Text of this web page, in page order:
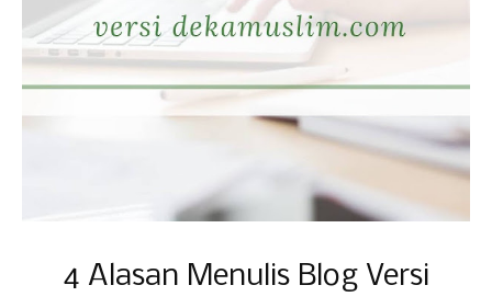
4 Alasan Menulis Blog Versi